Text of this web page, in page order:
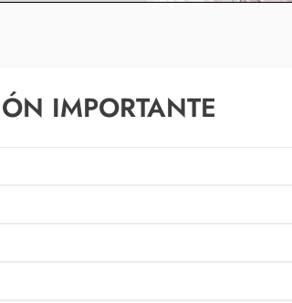
IMPORTANTE